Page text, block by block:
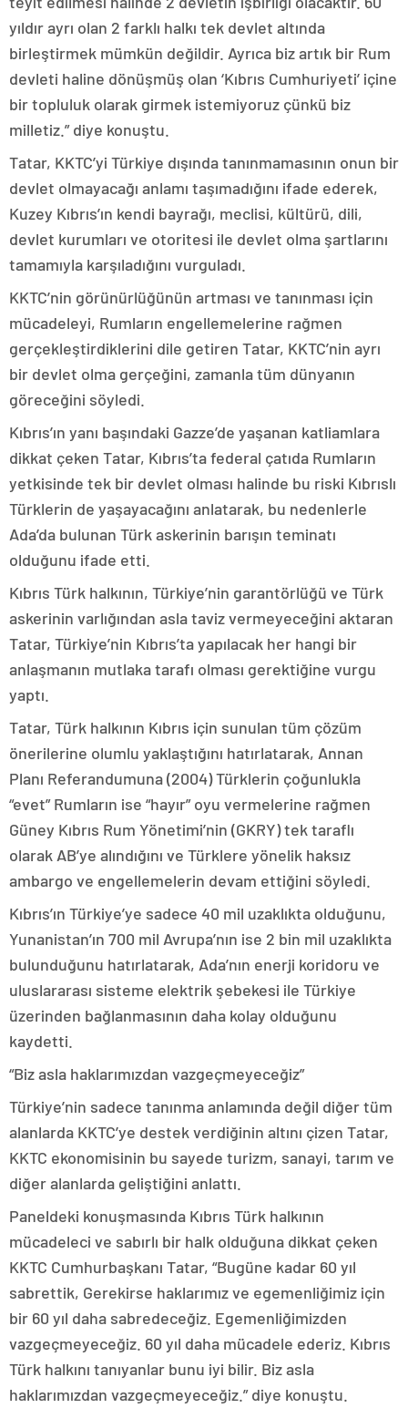
yıldır ayrı olan 2 farklı halkı tek devlet altında
birleştirmek mümkün değildir. Ayrıca biz artık bir Rum
devleti haline dönüşmüş olan ‘Kıbrıs Cumhuriyeti’ içine
bir topluluk olarak girmek istemiyoruz çünkü biz
milletiz.” diye konuştu.
Tatar, KKTC’yi Türkiye dışında tanınmamasının onun bir
devlet olmayacağı anlamı taşımadığını ifade ederek,
Kuzey Kıbrıs’ın kendi bayrağı, meclisi, kültürü, dili,
devlet kurumları ve otoritesi ile devlet olma şartlarını
tamamıyla karşıladığını vurguladı.
KKTC’nin görünürlüğünün artması ve tanınması için
mücadeleyi, Rumların engellemelerine rağmen
gerçekleştirdiklerini dile getiren Tatar, KKTC’nin ayrı
bir devlet olma gerçeğini, zamanla tüm dünyanın
göreceğini söyledi.
Kıbrıs’ın yanı başındaki Gazze’de yaşanan katliamlara
dikkat çeken Tatar, Kıbrıs’ta federal çatıda Rumların
yetkisinde tek bir devlet olması halinde bu riski Kıbrıslı
Türklerin de yaşayacağını anlatarak, bu nedenlerle
Ada’da bulunan Türk askerinin barışın teminatı
olduğunu ifade etti.
Kıbrıs Türk halkının, Türkiye’nin garantörlüğü ve Türk
askerinin varlığından asla taviz vermeyeceğini aktaran
Tatar, Türkiye’nin Kıbrıs’ta yapılacak her hangi bir
anlaşmanın mutlaka tarafı olması gerektiğine vurgu
yaptı.
Tatar, Türk halkının Kıbrıs için sunulan tüm çözüm
önerilerine olumlu yaklaştığını hatırlatarak, Annan
Planı Referandumuna (2004) Türklerin çoğunlukla
“evet” Rumların ise “hayır” oyu vermelerine rağmen
Güney Kıbrıs Rum Yönetimi’nin (GKRY) tek taraflı
olarak AB’ye alındığını ve Türklere yönelik haksız
ambargo ve engellemelerin devam ettiğini söyledi.
Kıbrıs’ın Türkiye’ye sadece 40 mil uzaklıkta olduğunu,
Yunanistan’ın 700 mil Avrupa’nın ise 2 bin mil uzaklıkta
bulunduğunu hatırlatarak, Ada’nın enerji koridoru ve
uluslararası sisteme elektrik şebekesi ile Türkiye
üzerinden bağlanmasının daha kolay olduğunu
kaydetti.
“Biz asla haklarımızdan vazgeçmeyeceğiz”
Türkiye’nin sadece tanınma anlamında değil diğer tüm
alanlarda KKTC’ye destek verdiğinin altını çizen Tatar,
KKTC ekonomisinin bu sayede turizm, sanayi, tarım ve
diğer alanlarda geliştiğini anlattı.
Paneldeki konuşmasında Kıbrıs Türk halkının
mücadeleci ve sabırlı bir halk olduğuna dikkat çeken
KKTC Cumhurbaşkanı Tatar, “Bugüne kadar 60 yıl
sabrettik, Gerekirse haklarımız ve egemenliğimiz için
bir 60 yıl daha sabredeceğiz. Egemenliğimizden
vazgeçmeyeceğiz. 60 yıl daha mücadele ederiz. Kıbrıs
Türk halkını tanıyanlar bunu iyi bilir. Biz asla
haklarımızdan vazgeçmeyeceğiz.” diye konuştu.